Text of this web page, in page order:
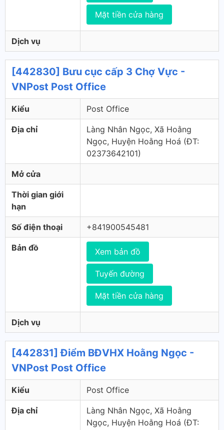
Mặt tiền cửa hàng
Dịch vụ
[442830] Bưu cục cấp 3 Chợ Vực -
VNPost Post Office
Kiểu Post Office
Địa chỉ
Làng Nhân Ngọc, Xã Hoằng
Ngọc, Huyện Hoằng Hoá (ÐT:
02373642101)
Mở cửa
Thời gian giới
hạn
Số điện thoại +841900545481
Bản đồ Xem bản đồ
Tuyến đường
Mặt tiền cửa hàng
Dịch vụ
[442831] Điểm BĐVHX Hoằng Ngọc -
VNPost Post Office
Kiểu Post Office
Địa chỉ
Làng Nhân Ngọc, Xã Hoằng
Ngọc, Huyện Hoằng Hoá (ÐT: